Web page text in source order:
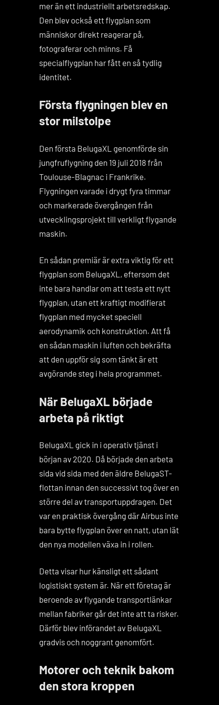
mer än ett industriellt arbetsredskap.
Den blev också ett flygplan som
människor direkt reagerar på,
fotograferar och minns. Få
specialflygplan har fått en så tydlig
identitet.
Första flygningen blev en
stor milstolpe
Den första BelugaXL genomförde sin
jungfruflygning den 19 juli 2018 från
Toulouse-Blagnac i Frankrike.
Flygningen varade i drygt fyra timmar
och markerade övergången från
utvecklingsprojekt till verkligt flygande
maskin.
En sådan premiär är extra viktig för ett
flygplan som BelugaXL, eftersom det
inte bara handlar om att testa ett nytt
flygplan, utan ett kraftigt modifierat
flygplan med mycket speciell
aerodynamik och konstruktion. Att få
en sådan maskin i luften och bekräfta
att den uppför sig som tänkt är ett
avgörande steg i hela programmet.
När BelugaXL började
arbeta på riktigt
BelugaXL gick in i operativ tjänst i
början av 2020. Då började den arbeta
sida vid sida med den äldre BelugaST-
flottan innan den successivt tog över en
större del av transportuppdragen. Det
var en praktisk övergång där Airbus inte
bara bytte flygplan över en natt, utan lät
den nya modellen växa in i rollen.
Detta visar hur känsligt ett sådant
logistiskt system är. När ett företag är
beroende av flygande transportlänkar
mellan fabriker går det inte att ta risker.
Därför blev införandet av BelugaXL
gradvis och noggrant genomfört.
Motorer och teknik bakom
den stora kroppen